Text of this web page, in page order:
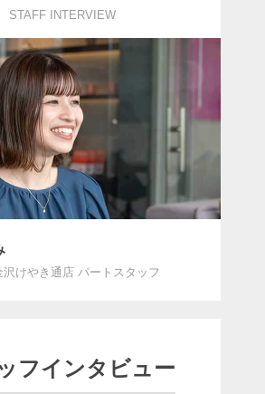
STAFF INTERVIEW
けやき通店 パートスタッフ
フインタビュー